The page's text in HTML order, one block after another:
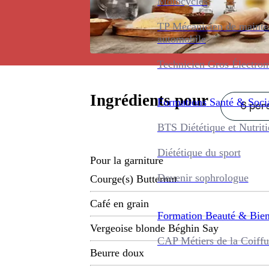
TP Mécanicien de
automobile
Technicien Gros
Formations Santé &
BTS Diététique et
Diététique du sport
Devenir sophrologue
Formation Beauté &
CAP Métiers de la
Ingrédients pour 6
Pour la garniture
Courge(s) Butternut
Café en grain
Vergeoise blonde Béghin Say
Beurre doux